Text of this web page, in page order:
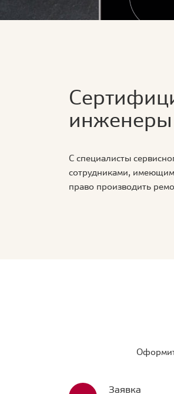
С специалисты
сотрудниками,
право производить
Заявка